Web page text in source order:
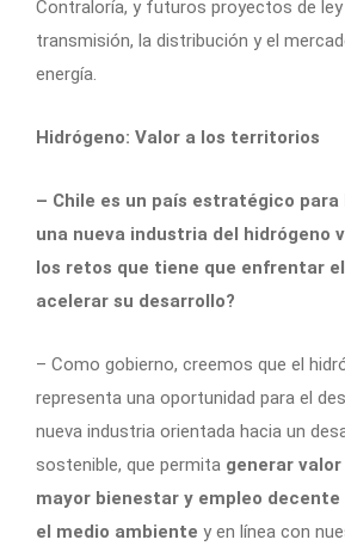
Contraloría, y futuros proyectos de
transmisión, la distribución y el
energía.
Hidrógeno: Valor a los territorios
– Chile es un país estratégico para
una nueva industria del hidrógeno
los retos que tiene que enfrentar
acelerar su desarrollo?
– Como gobierno, creemos que el
representa una oportunidad para el
nueva industria orientada hacia un
sostenible, que permita generar
mayor bienestar y empleo decente
el medio ambiente y en línea con